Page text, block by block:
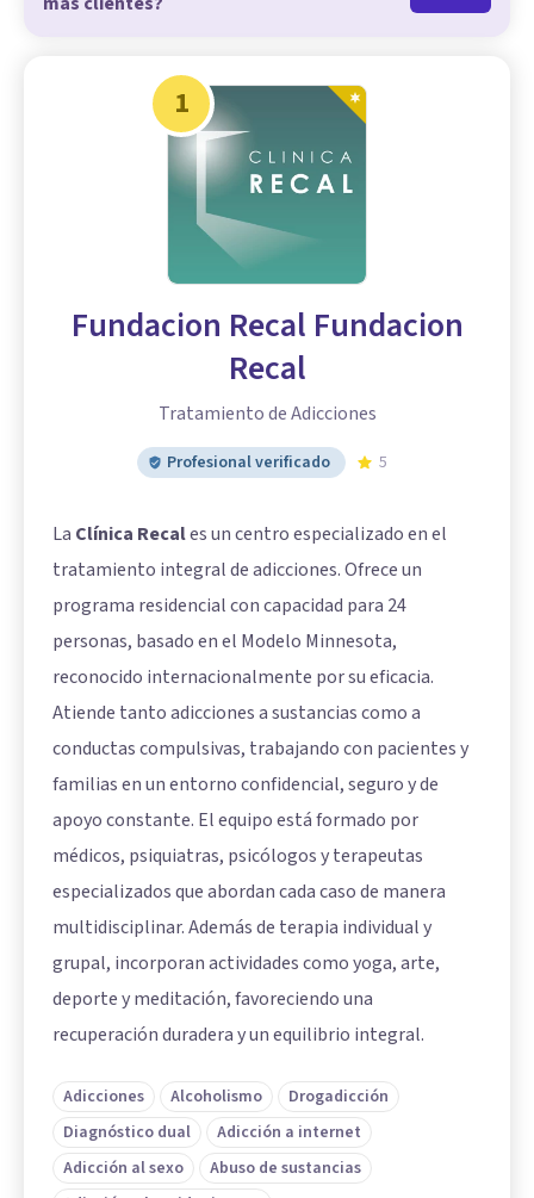
1
Fundacion Recal Fundacion
Recal
Tratamiento de Adicciones
Profesional verificado 5
La Clínica Recales un centro especializado en el
tratamiento integral de adicciones. Ofrece un
programa residencial con capacidad para 24
personas, basado en el Modelo Minnesota,
reconocido internacionalmente por su eficacia.
Atiende tanto adicciones a sustancias como a
conductas compulsivas, trabajando con pacientes y
familias en un entorno confidencial, seguro y de
apoyo constante. El equipo está formado por
médicos, psiquiatras, psicólogos y terapeutas
especializados que abordan cada caso de manera
multidisciplinar. Además de terapia individual y
grupal, incorporan actividades como yoga, arte,
deporte y meditación, favoreciendo una
recuperación duradera y un equilibrio integral.
Adicciones Alcoholismo
Drogadicción
Diagnóstico dual
Adicción a internet
Adicción al sexo
Abuso de sustancias